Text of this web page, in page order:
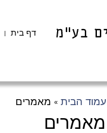
דף בית |
עמוד הבית » מאמרים
מאמרים